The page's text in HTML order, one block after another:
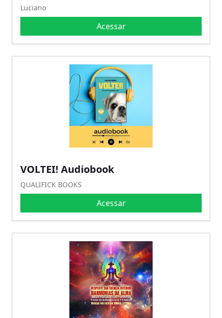
Luciano
Acessar
VOLTEI! Audiobook
QUALIFICK BOOKS
Acessar